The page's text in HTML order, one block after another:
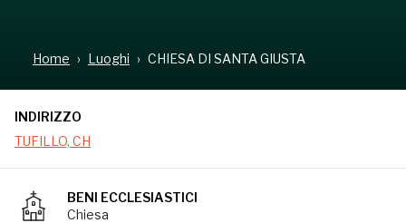
Home Luoghi CHIESA DI SANTA GIUSTA
INDIRIZZO
TUFILLO, CH
BENI ECCLESIASTICI
Chiesa